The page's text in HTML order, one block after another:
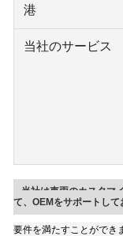
港
当社のサービス
当社は車両のカスタマ
て、OEMをサポートし
要件を満たすことができ